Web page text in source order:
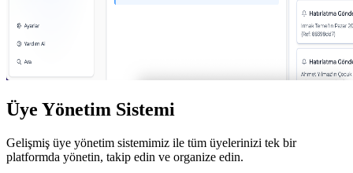
Üye Yönetim Sistemi
Gelişmiş üye yönetim sistemimiz ile tüm üyelerinizi tek bir
platformda yönetin, takip edin ve organize edin.